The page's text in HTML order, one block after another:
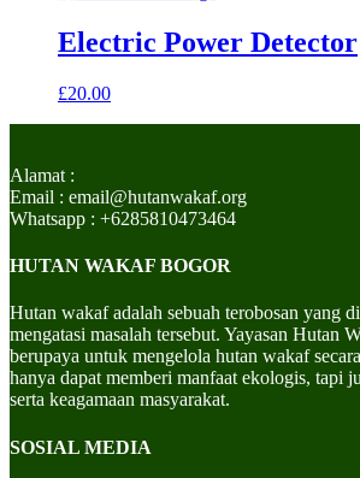
£15.00.adalah:
£12.00.
Electric Power Detector
£20.00
Alamat :
Email : email@hutanwakaf.org
Whatsapp : +6285810473464
HUTAN WAKAF BOGOR
Hutan wakaf adalah sebuah terobosan yang
mengatasi masalah tersebut. Yayasan Hutan
berupaya untuk mengelola hutan wakaf
hanya dapat memberi manfaat ekologis, tapi
serta keagamaan masyarakat.
SOSIAL MEDIA